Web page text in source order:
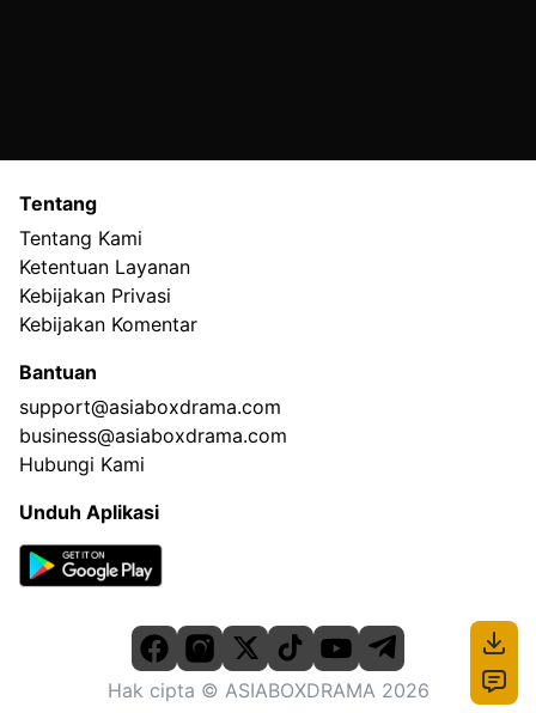
Tentang
Tentang Kami
Ketentuan Layanan
Kebijakan Privasi
Kebijakan Komentar
Bantuan
support@asiaboxdrama.com
business@asiaboxdrama.com
Hubungi Kami
Unduh Aplikasi
Hak cipta © ASIABOXDRAMA 2026